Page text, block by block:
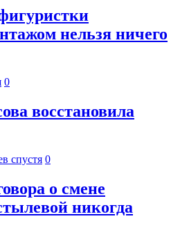
нельзя ничего
0
восстановила
спустя 0
о смене
никогда